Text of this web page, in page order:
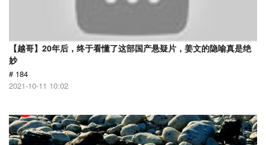
【越哥】20年后，终于看懂了这部国产悬疑片，姜文的隐喻真是绝
妙
# 184
2021-10-11 10:02